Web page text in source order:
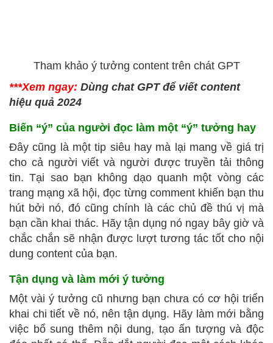
Tham khảo ý tưởng content trên chát GPT
***Xem ngay: Dùng chat GPT để viết content
hiệu quả 2024
Biến “ý” của người đọc làm một “ý” tưởng hay
Đây cũng là một tip siêu hay mà lại mang về giá trị
cho cả người viết và người được truyền tải thông
tin. Tại sao bạn không dạo quanh một vòng các
trang mạng xã hội, đọc từng comment khiến bạn thu
hút bởi nó, đó cũng chính là các chủ đề thú vị mà
bạn cần khai thác. Hãy tận dụng nó ngay bây giờ và
chắc chắn sẽ nhận được lượt tương tác tốt cho nội
dung content của bạn.
Tận dụng và làm mới ý tưởng
Một vài ý tưởng cũ nhưng bạn chưa có cơ hội triển
khai chi tiết về nó, nên tận dụng. Hãy làm mới bằng
việc bổ sung thêm nội dung, tạo ấn tượng và độc